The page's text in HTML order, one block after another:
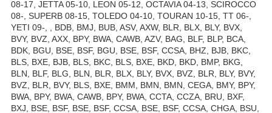
08-17, JETTA 05-10, LEON 05-12, OCTAVIA 04-13, SCIROCCO
08-, SUPERB 08-15, TOLEDO 04-10, TOURAN 10-15, TT 06-,
YETI 09-, , BDB, BMJ, BUB, ASV, AXW, BLR, BLX, BLY, BVX,
BVY, BVZ, AXX, BPY, BWA, CAWB, AZV, BAG, BLF, BLP, BCA,
BDK, BGU, BSE, BSF, BGU, BSE, BSF, CCSA, BHZ, BJB, BKC,
BLS, BXE, BJB, BLS, BKC, BLS, BXE, BKD, BKD, BMP, BKG,
BLN, BLF, BLG, BLN, BLR, BLX, BLY, BVX, BVZ, BLR, BLY, BVY,
BVZ, BLR, BVY, BLS, BXE, BMM, BMN, BMN, CEGA, BMY, BPY,
BWA, BPY, BWA, CAWB, BPY, BWA, CCTA, CCZA, BRU, BXF,
BXJ, BSE, BSF, BSE, BSF, CCSA, BSE, BSF, CCSA, CHGA, BSU,